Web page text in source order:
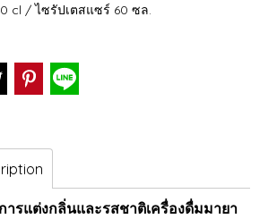
cl / ไซรัปเตสแซร์ 60 ซล.
ารแต่งกลิ่นและรสชาติเครื่องดื่มมายา